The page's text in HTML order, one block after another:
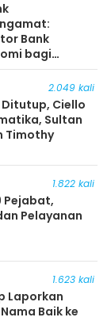
Bank
bagi
2.049 kali
Ditutup, Ciello
Sultan
Timothy
1.822 kali
Pejabat,
Pelayanan
1.623 kali
Laporkan
Baik ke